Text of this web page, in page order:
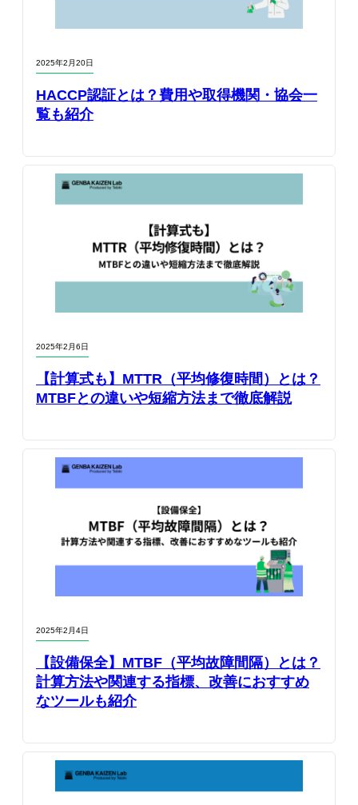
2025年2月20日
HACCP認証とは？費用や取得機関・協会一
覧も紹介
2025年2月6日
【計算式も】MTTR（平均修復時間）とは？
MTBFとの違いや短縮方法まで徹底解説
2025年2月4日
【設備保全】MTBF（平均故障間隔）とは？
計算方法や関連する指標、改善におすすめ
なツールも紹介